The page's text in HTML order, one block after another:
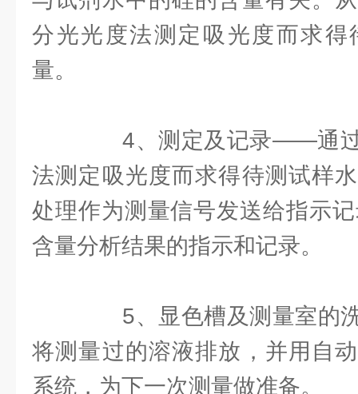
分光光度法测定吸光度而求得
量。
4、测定及记录——通过
法测定吸光度而求得待测试样
处理作为测量信号发送给指示
含量分析结果的指示和记录。
5、显色槽及测量室的
将测量过的溶液排放，并用自
系统，为下一次测量做准备。